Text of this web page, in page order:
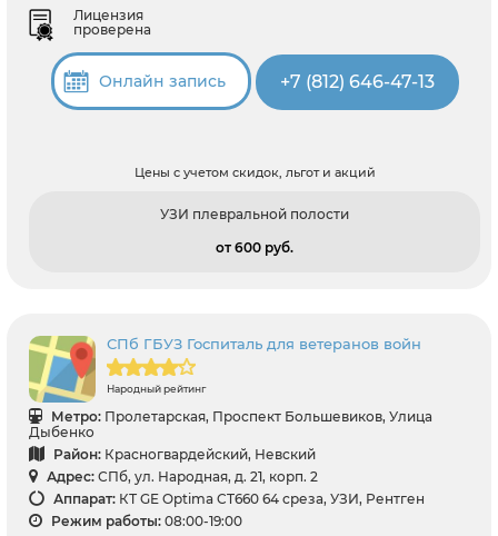
Лицензия
проверена
Онлайн запись +7 (812) 646-47-13
Цены с учетом скидок, льгот и акций
УЗИ плевральной полости
от 600 pуб.
СПб ГБУЗ Госпиталь для ветеранов войн
Народный рейтинг
Метро: Пролетарская, Проспект Большевиков, Улица
Дыбенко
Район: Красногвардейский, Невский
Адрес: СПб, ул. Народная, д. 21, корп. 2
Аппарат: КТ GE Optima CT660 64 среза, УЗИ, Рентген
Режим работы: 08:00-19:00